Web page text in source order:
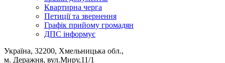
Квартирна черга
Петиції та звернення
Графік прийому громадян
ДПС інформує
Україна, 32200, Хмельницька обл.,
м. Деражня, вул.Миру,11/1